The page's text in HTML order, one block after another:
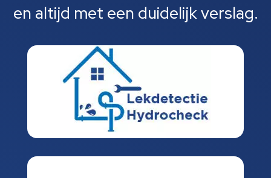
en altijd met een duidelijk verslag.